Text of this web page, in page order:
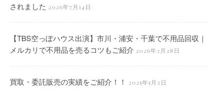
されました 2026年7月14日
【TBS空っぽハウス出演】市川・浦安・千葉で不用品回収｜
メルカリで不用品を売るコツもご紹介 2026年3月28日
買取・委託販売の実績をご紹介！！ 2025年5月2日